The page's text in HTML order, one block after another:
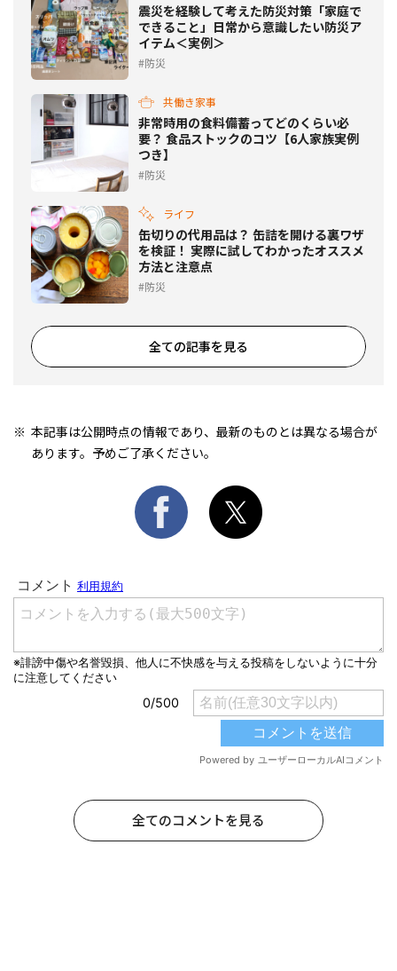
震災を経験して考えた防災対策「家庭で
できること」日常から意識したい防災ア
イテム＜実例＞
防災
共働き家事
非常時用の食料備蓄ってどのくらい必
要？ 食品ストックのコツ【6人家族実例
つき】
防災
ライフ
缶切りの代用品は？ 缶詰を開ける裏ワザ
を検証！ 実際に試してわかったオススメ
方法と注意点
防災
全ての記事を見る
本記事は公開時点の情報であり、最新のものとは異なる場合が
あります。予めご了承ください。
全てのコメントを見る